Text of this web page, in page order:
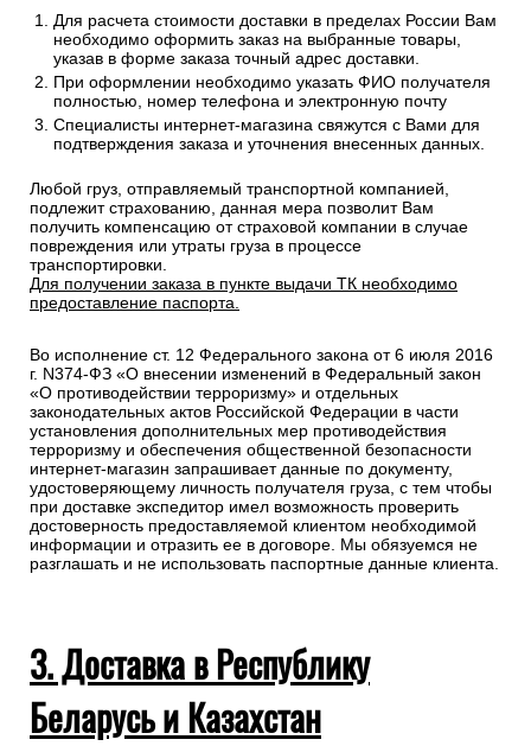
Для расчета стоимости доставки в пределах России Вам
необходимо оформить заказ на выбранные товары,
указав в форме заказа точный адрес доставки.
При оформлении необходимо указать ФИО получателя
полностью, номер телефона и электронную почту
Специалисты интернет-магазина свяжутся с Вами для
подтверждения заказа и уточнения внесенных данных.
Любой груз, отправляемый транспортной компанией,
подлежит страхованию, данная мера позволит Вам
получить компенсацию от страховой компании в случае
повреждения или утраты груза в процессе
транспортировки.
Для получении заказа в пункте выдачи ТК необходимо
предоставление паспорта.
Во исполнение ст. 12 Федерального закона от 6 июля 2016
г. N374-ФЗ «О внесении изменений в Федеральный закон
«О противодействии терроризму» и отдельных
законодательных актов Российской Федерации в части
установления дополнительных мер противодействия
терроризму и обеспечения общественной безопасности
интернет-магазин запрашивает данные по документу,
удостоверяющему личность получателя груза, с тем чтобы
при доставке экспедитор имел возможность проверить
достоверность предоставляемой клиентом необходимой
информации и отразить ее в договоре. Мы обязуемся не
разглашать и не использовать паспортные данные клиента.
3. Доставка в Республику
Беларусь и Казахстан